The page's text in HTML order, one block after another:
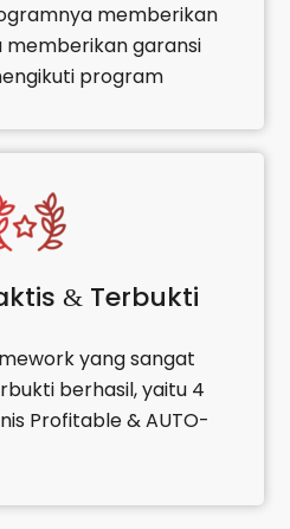
memberikan
memberikan garansi
program
& Terbukti
yang sangat
berhasil, yaitu 4
Profitable & AUTO-